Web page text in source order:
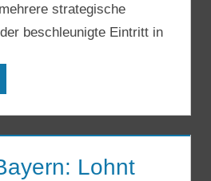
strategische
beschleunigte Eintritt in
Lohnt